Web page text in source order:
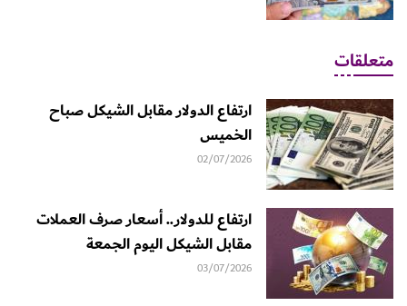
متعلقات
ارتفاع الدولار مقابل الشيكل صباح
الخميس
02/07/2026
ارتفاع للدولار.. أسعار صرف العملات
مقابل الشيكل اليوم الجمعة
03/07/2026